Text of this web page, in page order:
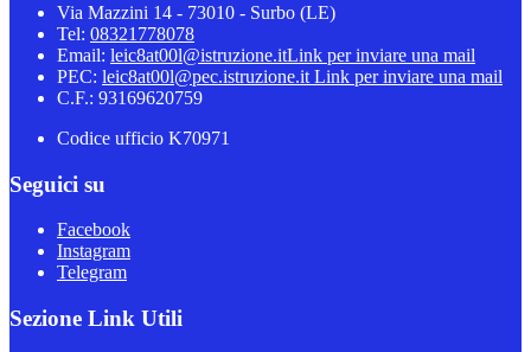
Via Mazzini 14 - 73010 - Surbo (LE)
Tel: 08321778078
Email: leic8at00l@istruzione.itLink per inviare una mail
PEC: leic8at00l@pec.istruzione.it Link per inviare una mail
C.F.: 93169620759
Codice ufficio K70971
Seguici su
Facebook
Instagram
Telegram
Sezione Link Utili